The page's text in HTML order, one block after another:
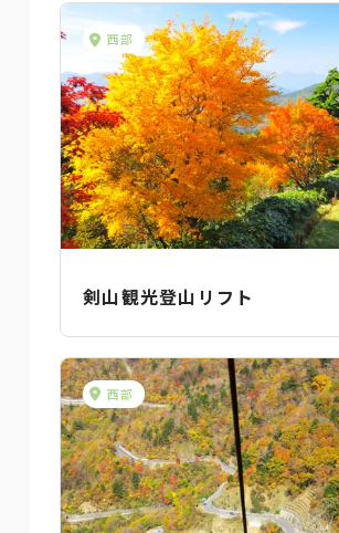
西部
剣山観光登山リフト
西部